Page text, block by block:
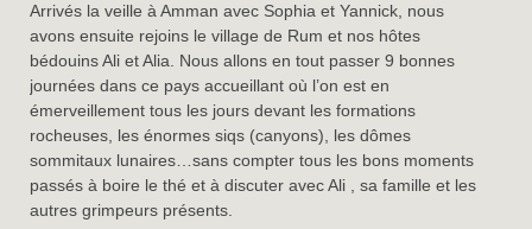
Arrivés la veille à Amman avec Sophia et Yannick, nous
avons ensuite rejoins le village de Rum et nos hôtes
bédouins Ali et Alia. Nous allons en tout passer 9 bonnes
journées dans ce pays accueillant où l’on est en
émerveillement tous les jours devant les formations
rocheuses, les énormes siqs (canyons), les dômes
sommitaux lunaires…sans compter tous les bons moments
passés à boire le thé et à discuter avec Ali , sa famille et les
autres grimpeurs présents.